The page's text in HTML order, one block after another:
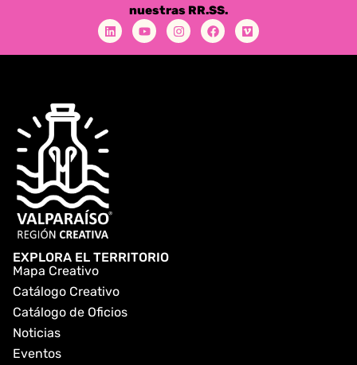
nuestras RR.SS.
EXPLORA EL TERRITORIO
Mapa Creativo
Catálogo Creativo
Catálogo de Oficios
Noticias
Eventos